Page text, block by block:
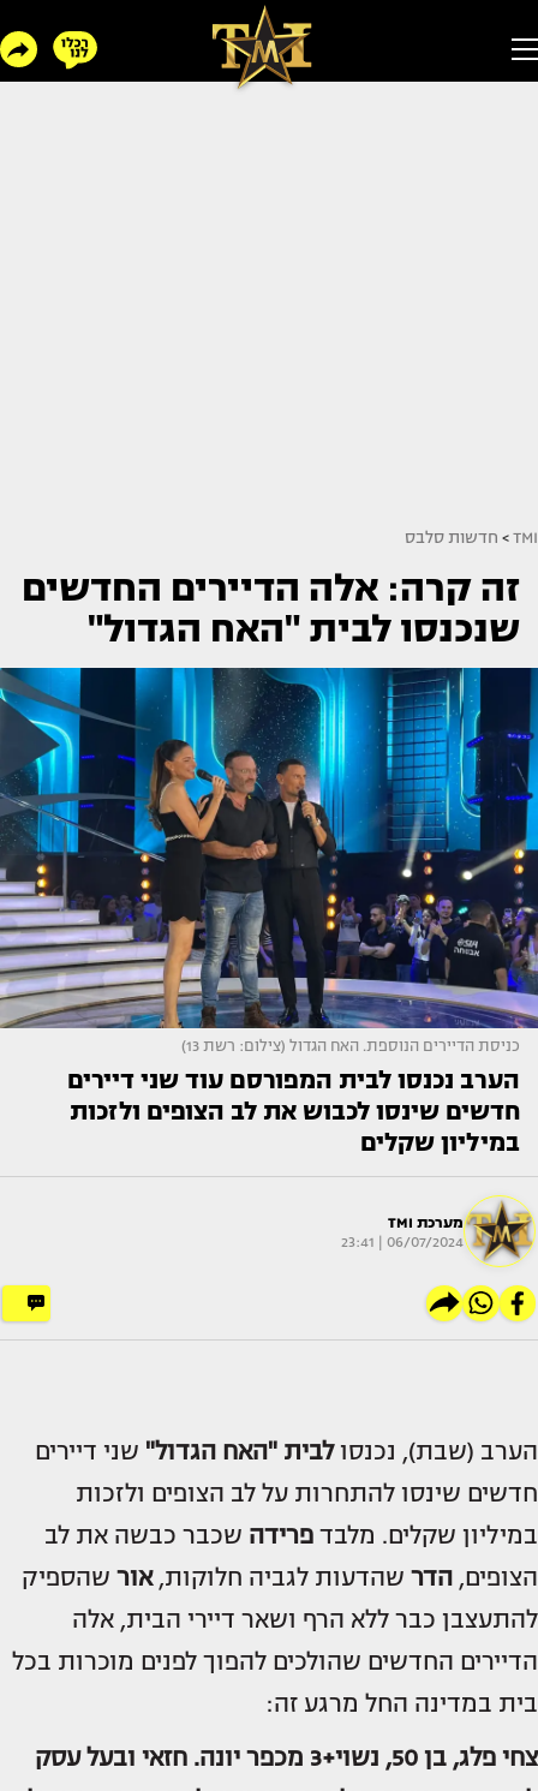
TMI
> חדשות סלבס
זה קרה: אלה הדיירים החדשים
שנכנסו לבית "האח הגדול"
כניסת הדיירים הנוספת. האח הגדול (צילום: רשת 13)
הערב נכנסו לבית המפורסם עוד שני דיירים
חדשים שינסו לכבוש את לב הצופים ולזכות
במיליון שקלים
מערכת TMI
06/07/2024 | 23:41
הערב (שבת), נכנסולבית "האח הגדול" שני דיירים
חדשים שינסו להתחרות על לב הצופים ולזכות
במיליון שקלים. מלבד פרידה שכבר כבשה את לב
הצופים, הדר שהדעות לגביה חלוקות,אור שהספיק
להתעצבן כבר ללא הרף ושאר דיירי הבית, אלה
הדיירים החדשים שהולכים להפוך לפנים מוכרות בכל
בית במדינה החל מרגע זה:
צחי פלג, בן 50, נשוי+3 מכפר יונה. חזאי ובעל עסק